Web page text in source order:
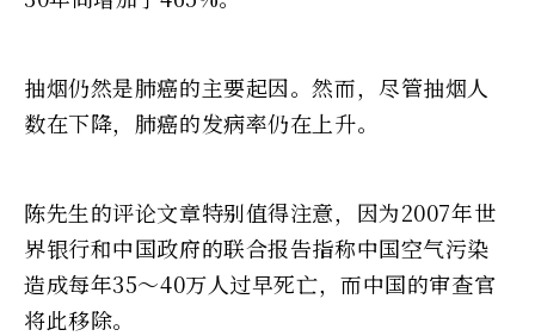
抽烟仍然是肺癌的主要起因。然而，尽管抽烟人
数在下降，肺癌的发病率仍在上升。
陈先生的评论文章特别值得注意，因为2007年世
界银行和中国政府的联合报告指称中国空气污染
造成每年35～40万人过早死亡，而中国的审查官
将此移除。